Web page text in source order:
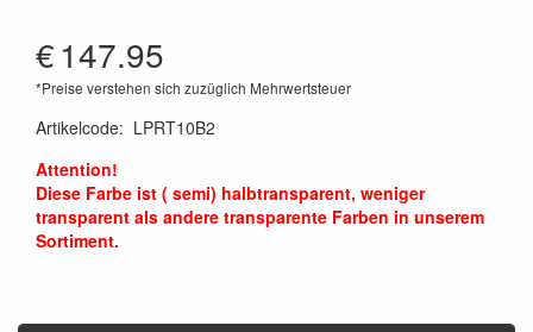
€147.95
*Preise verstehen sich zuzüglich Mehrwertsteuer
Artikelcode: LPRT10B2
Attention!
Diese Farbe ist ( semi) halbtransparent, weniger
transparent als andere transparente Farben in unserem
Sortiment.